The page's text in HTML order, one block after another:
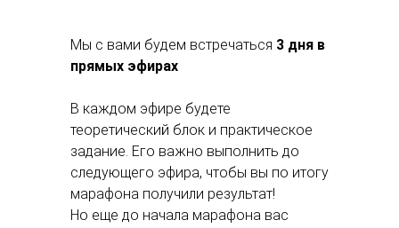
Мы с вами будем встречаться 3 дня в
прямых эфирах
В каждом эфире будете
теоретический блок и практическое
задание. Его важно выполнить до
следующего эфира, чтобы вы по итогу
марафона получили результат!
Но еще до начала марафона вас